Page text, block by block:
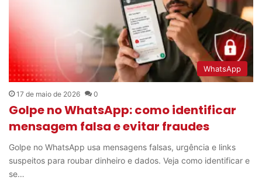
WhatsApp
17 de maio de 2026 0
Golpe no WhatsApp: como identificar
mensagem falsa e evitar fraudes
Golpe no WhatsApp usa mensagens falsas, urgência e links
suspeitos para roubar dinheiro e dados. Veja como identificar e
se…